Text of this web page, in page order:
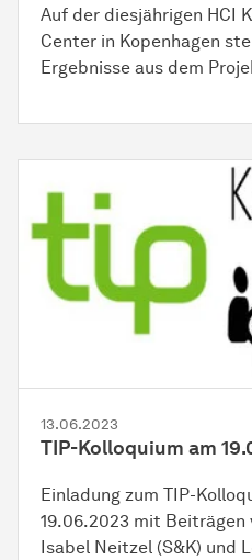
Auf der diesjährigen HCI
Center in Kopenhagen
Ergebnisse aus dem
13.06.2023
TIP-Kolloquium am
Einladung zum TIP-
19.06.2023 mit Beiträgen
Isabel Neitzel (S&K) und